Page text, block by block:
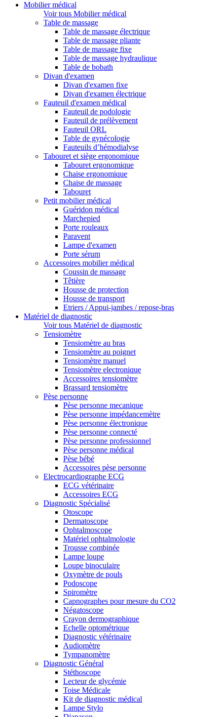
Mobilier médical
Voir tous Mobilier médical
Table de massage
Table de massage électrique
Table de massage pliante
Table de massage fixe
Table de massage hydraulique
Table de bobath
Divan d'examen
Divan d'examen fixe
Divan d'examen électrique
Fauteuil d'examen médical
Fauteuil de podologie
Fauteuil de prélèvement
Fauteuil ORL
Table de gynécologie
Fauteuils d’hémodialyse
Tabouret et siège ergonomique
Tabouret ergonomique
Chaise ergonomique
Chaise de massage
Tabouret
Petit mobilier médical
Guéridon médical
Marchepied
Porte rouleaux
Paravent
Lampe d'examen
Porte sérum
Accessoires mobilier médical
Coussin de massage
Têtière
Housse de protection
Housse de transport
Etriers / Appui-jambes / repose-bras
Matériel de diagnostic
Voir tous Matériel de diagnostic
Tensiomètre
Tensiomètre au bras
Tensiomètre au poignet
Tensiomètre manuel
Tensiomètre electronique
Accessoires tensiomètre
Brassard tensiomètre
Pèse personne
Pèse personne mecanique
Pèse personne impédancemètre
Pèse personne électronique
Pèse personne connecté
Pèse personne professionnel
Pèse personne médical
Pèse bébé
Accessoires pèse personne
Electrocardiographe ECG
ECG vétérinaire
Accessoires ECG
Diagnostic Spécialisé
Otoscope
Dermatoscope
Ophtalmoscope
Matériel ophtalmologie
Trousse combinée
Lampe loupe
Loupe binoculaire
Oxymètre de pouls
Podoscope
Spiromètre
Capnographes pour mesure du CO2
Négatoscope
Crayon dermographique
Echelle optométrique
Diagnostic vétérinaire
Audiomètre
Tympanomètre
Diagnostic Général
Stéthoscope
Lecteur de glycémie
Toise Médicale
Kit de diagnostic médical
Lampe Stylo